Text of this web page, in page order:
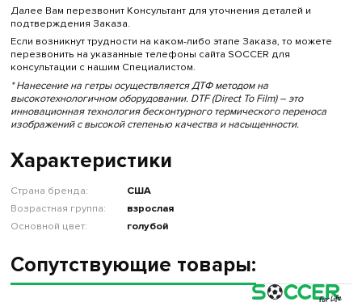
Далее Вам перезвонит Консультант для уточнения деталей и
подтверждения Заказа.
Если возникнут трудности на каком-либо этапе Заказа, то можете
перезвонить на указанные телефоны сайта SOCCER для
консультации с нашим Специалистом.
* Нанесение на гетры осуществляется ДТФ методом на
высокотехнологичном оборудовании. DTF (Direct To Film) – это
инновационная технология бесконтурного термического переноса
изображений с высокой степенью качества и насыщенности.
Характеристики
Страна бренда:
США
Возрастная группа:
взрослая
Основной цвет:
голубой
Сопутствующие товары: